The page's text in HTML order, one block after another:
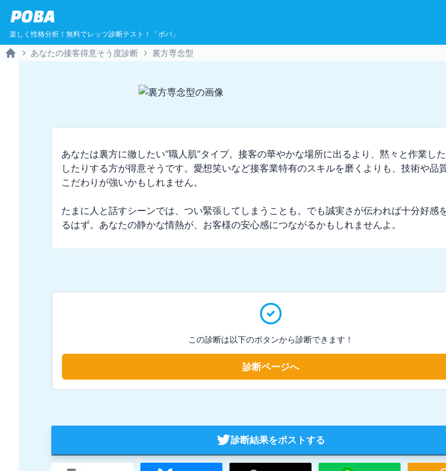
POBA
楽しく性格分析！無料でレッツ診断テスト！「ポバ」
あなたの接客得意そう度診断 裏方専念型
あなたは裏方に徹したい“職人肌”タイプ。接客の華やかな場所に出るより、黙々と作業し
したりする方が得意そうです。愛想笑いなど接客業特有のスキルを磨くよりも、技術や品
こだわりが強いかもしれません。
たまに人と話すシーンでは、つい緊張してしまうことも。でも誠実さが伝われば十分好感
るはず。あなたの静かな情熱が、お客様の安心感につながるかもしれませんよ。
この診断は以下のボタンから診断できます！
診断ページへ
診断結果をポストする